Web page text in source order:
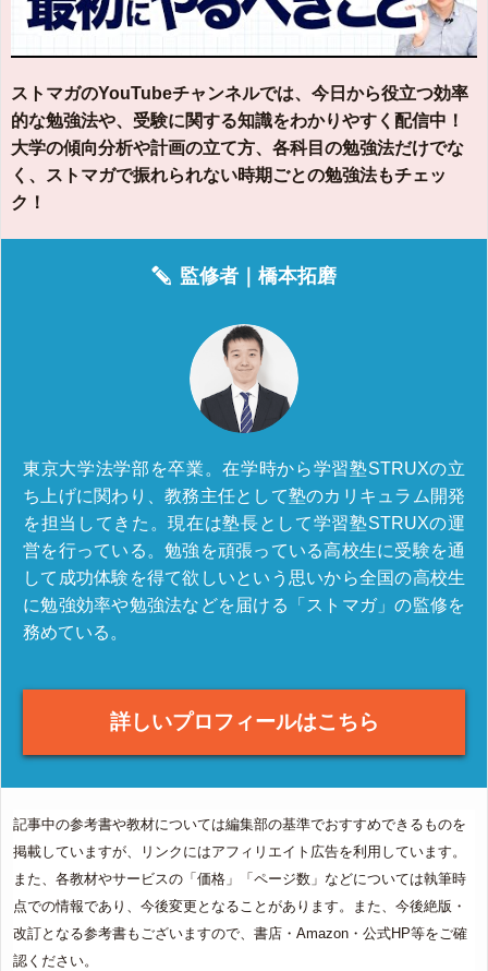
ストマガのYouTubeチャンネルでは、今日から役立つ効率
的な勉強法や、受験に関する知識をわかりやすく配信中！
大学の傾向分析や計画の立て方、各科目の勉強法だけでな
く、ストマガで振れられない時期ごとの勉強法もチェッ
ク！
監修者｜橋本拓磨
東京大学法学部を卒業。在学時から学習塾STRUXの立
ち上げに関わり、教務主任として塾のカリキュラム開発
を担当してきた。現在は塾長として学習塾STRUXの運
営を行っている。勉強を頑張っている高校生に受験を通
して成功体験を得て欲しいという思いから全国の高校生
に勉強効率や勉強法などを届ける「ストマガ」の監修を
務めている。
詳しいプロフィールはこちら
記事中の参考書や教材については編集部の基準でおすすめできるものを
掲載していますが、リンクにはアフィリエイト広告を利用しています。
また、各教材やサービスの「価格」「ページ数」などについては執筆時
点での情報であり、今後変更となることがあります。また、今後絶版・
改訂となる参考書もございますので、書店・Amazon・公式HP等をご確
認ください。